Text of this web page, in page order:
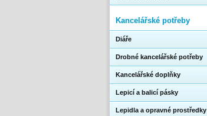
Kancelářské potřeby
Diáře
Drobné kancelářské potřeby
Kancelářské doplňky
Lepicí a balicí pásky
Lepidla a opravné prostředky